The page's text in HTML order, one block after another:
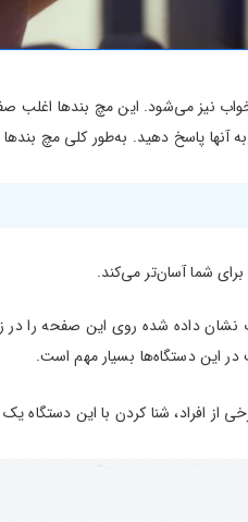
نیز می‌شود. این مچ بندها
پاسخ دهید. به‌طور کلی مچ بندها
شما آسان‌تر می‌کند.
داده شده روی این صفحه را در
در این دستگاه‌ها بسیار مهم است.
افراد، شنا کردن با این دستگاه